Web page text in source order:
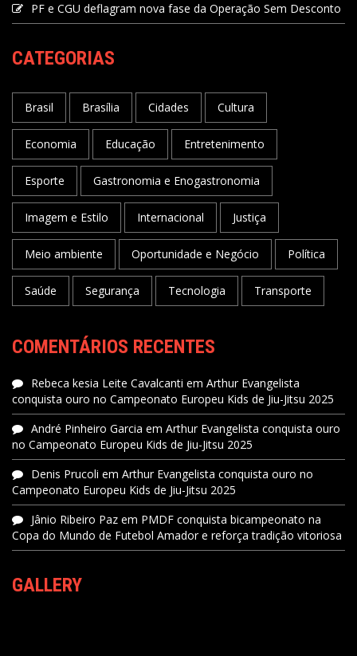
PF e CGU deflagram nova fase da Operação Sem Desconto
CATEGORIAS
Brasil Brasília Cidades Cultura
Economia Educação Entretenimento
Esporte Gastronomia e Enogastronomia
Imagem e Estilo Internacional Justiça
Meio ambiente Oportunidade e Negócio Política
Saúde Segurança Tecnologia Transporte
COMENTÁRIOS RECENTES
Rebeca kesia Leite Cavalcanti em Arthur Evangelista
conquista ouro no Campeonato Europeu Kids de Jiu-Jitsu 2025
André Pinheiro Garcia em Arthur Evangelista conquista ouro
no Campeonato Europeu Kids de Jiu-Jitsu 2025
Denis Prucoli em Arthur Evangelista conquista ouro no
Campeonato Europeu Kids de Jiu-Jitsu 2025
Jânio Ribeiro Paz em PMDF conquista bicampeonato na
Copa do Mundo de Futebol Amador e reforça tradição vitoriosa
GALLERY